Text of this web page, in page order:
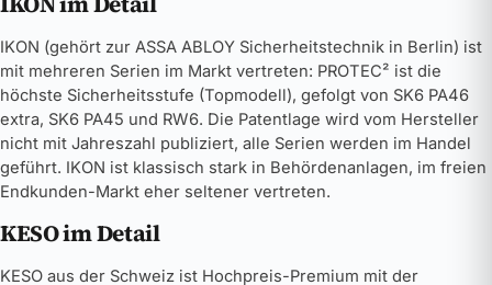
IKON (gehört zur ASSA ABLOY Sicherheitstechnik in Berlin) ist
mit mehreren Serien im Markt vertreten: PROTEC² ist die
höchste Sicherheitsstufe (Topmodell), gefolgt von SK6 PA46
extra, SK6 PA45 und RW6. Die Patentlage wird vom Hersteller
nicht mit Jahreszahl publiziert, alle Serien werden im Handel
geführt. IKON ist klassisch stark in Behördenanlagen, im freien
Endkunden-Markt eher seltener vertreten.
KESO im Detail
KESO aus der Schweiz ist Hochpreis-Premium mit der